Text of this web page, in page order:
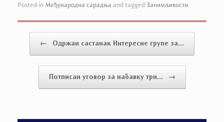
Posted in Међународна сарадња and tagged Занимљивости.
← Одржан састанак Интересне групе за…
Потписан уговор за набавку три… →